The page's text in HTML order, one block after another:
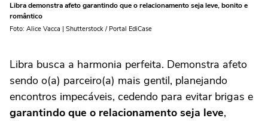
Libra demonstra afeto garantindo que o relacionamento seja leve, bonito e
romântico
Foto: Alice Vacca | Shutterstock / Portal EdiCase
Libra busca a harmonia perfeita. Demonstra afeto
sendo o(a) parceiro(a) mais gentil, planejando
encontros impecáveis, cedendo para evitar brigas e
garantindo que o relacionamento seja leve,